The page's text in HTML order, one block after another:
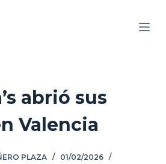
abrió sus
Valencia
PLAZA
01/02/2026